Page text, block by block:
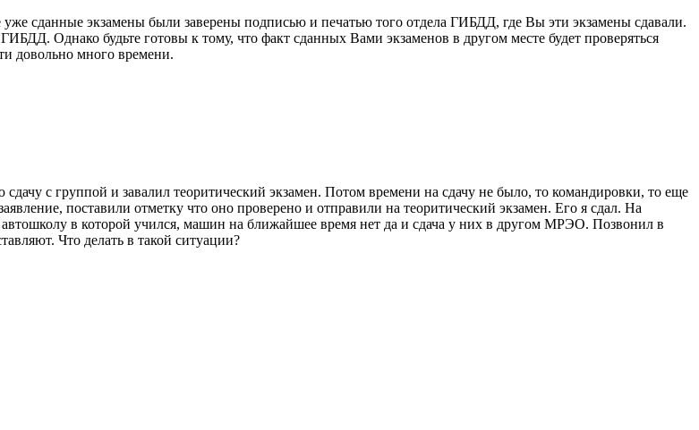
уже сданные экзамены были заверены подписью и печатью того отдела ГИБДД, где Вы эти экзамены сдавали.
Однако будьте готовы к тому, что факт сданных Вами экзаменов в другом месте будет проверяться
довольно много времени.
сдачу с группой и завалил теоритический экзамен. Потом времени на сдачу не было, то командировки, то еще
поставили отметку что оно проверено и отправили на теоритический экзамен. Его я сдал. На
в которой учился, машин на ближайшее время нет да и сдача у них в другом МРЭО. Позвонил в
Что делать в такой ситуации?